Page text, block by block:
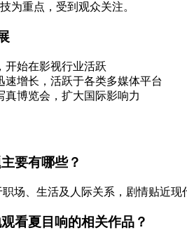
为重点，受到观众关注。
开始在影视行业活跃
速增长，活跃于各类多媒体平台
真博览会，扩大国际影响力
要有哪些？
场、生活及人际关系，剧情贴近
看夏目响的相关作品？